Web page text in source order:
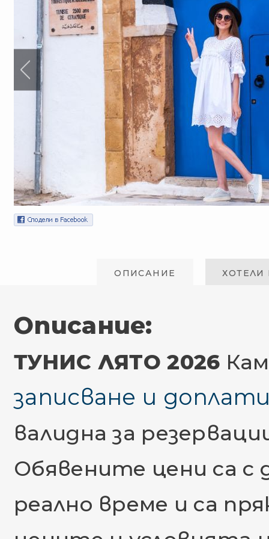
ОПИСАНИЕ ХОТЕЛИ
Описание:
ТУНИС ЛЯТО 2026
записване и
валидна за
Обявените цени са с
реално време и са